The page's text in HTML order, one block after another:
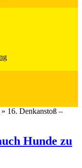
» 16. Denkanstoß –
Hunde zu